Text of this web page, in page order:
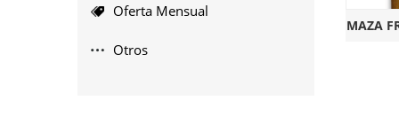
Oferta Mensual
Otros
MAZA